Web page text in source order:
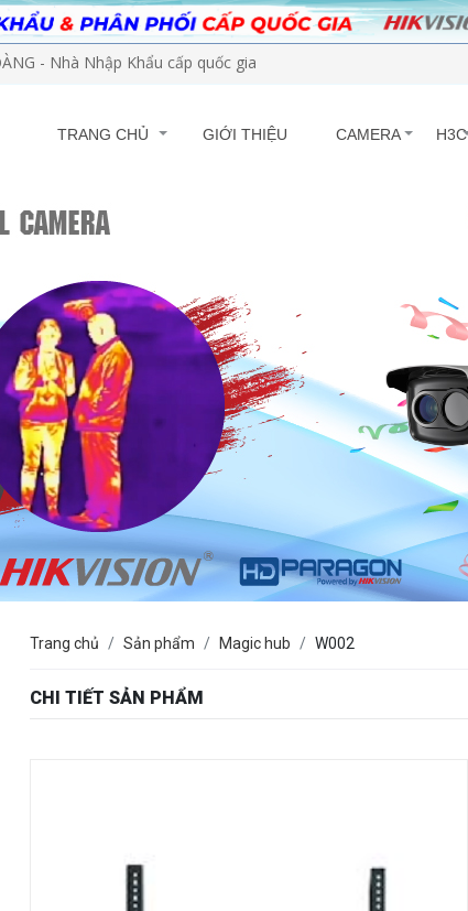
- Nhà Nhập Khẩu cấp quốc gia
TRANG CHỦ GIỚI THIỆU CAMERA H3C
Trang chủ Sản phẩm Magic hub W002